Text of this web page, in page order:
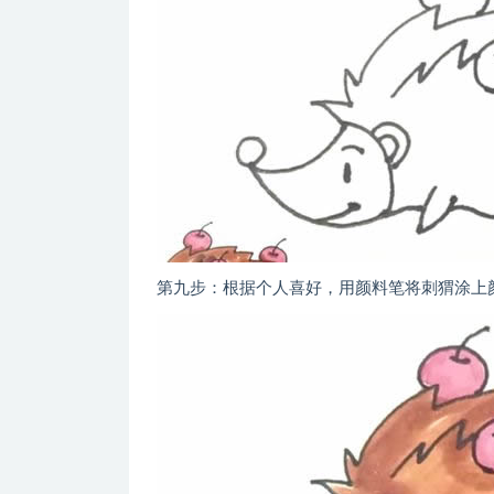
第九步：根据个人喜好，用颜料笔将刺猬涂上